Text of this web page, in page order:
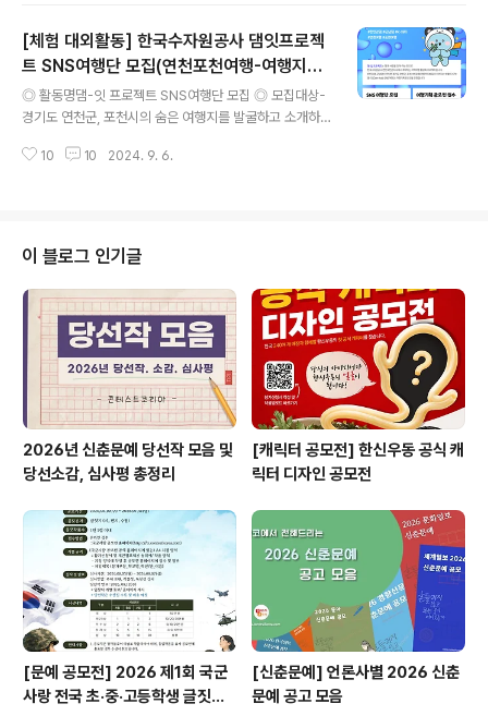
대한 이해를 높이고 정책제안서 작성 및 유엔 본부에서의
발표를 통해 국제기구 진로를 준비할 수 있도록 지원하는
글로벌 인재 양성 프로그램입니다! ◎ 모집 대상- 국내·외
대학교에 재학중인 한국인 대학생 (휴학생 포함)- 국제기
구 진출 및 국제활동에 관심이 있는 자- 해외여행에 결격사
유가 없는 자- 토론 및 발표가 가능한 영어 구사력..
[체험 대외활동] 한국수자원공사 댐잇프로젝
트 SNS여행단 모집(연천포천여행-여행지원
금)
◎ 활동명댐-잇 프로젝트 SNS여행단 모집 ◎ 모집대상-
경기도 연천군, 포천시의 숨은 여행지를 발굴하고 소개하
도 연천군, 포천시 자유여행 후 여행후기 SNS콘텐츠 제작
율여행- 여행코스 중 한탄강댐 및 군남댐 홍수터 내 관광지
2곳 이상 방문- 여행콘텐츠 및 후기 제작 후 SNS 등을 통
해 연천/포천의 숨은 여행지 홍보 - 여행콘텐츠 2개 이상 S
NS채널 업로드 ◎ 여행기간- 2024년 9월 중 ~ 10월 말
(약 1개월)- 콘텐츠 제작 및 업로드 일정: 10월 31일..
10 10 2024. 9. 6.
이 블로그 인기글
2026년 신춘문예 당선작 모음 및
당선소감, 심사평 총정리
[캐릭터 공모전] 한신우동 공식 캐
릭터 디자인 공모전
[문예 공모전] 2026 제1회 국군
사랑 전국 초·중·고등학생 글짓기
[신춘문예] 언론사별 2026 신춘
문예 공고 모음